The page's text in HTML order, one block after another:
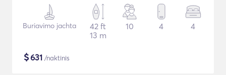
Buriavimo jachta
42 ft
13 m
10 4 4
$631 /naktinis